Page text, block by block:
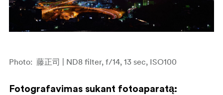
Photo: 藤正司 | ND8 filter, f/14, 13 sec, ISO100
Fotografavimas sukant fotoaparatą: